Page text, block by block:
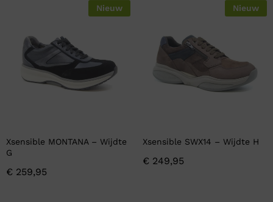
Nieuw
Xsensible MONTANA – Wijdte
G
€ 259,95
Nieuw
Xsensible SWX14 – Wijdte H
€ 249,95